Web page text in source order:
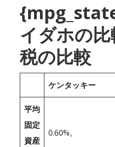
イダホの
税の比較
ケンタッキー
平均
固定
資産
0.60%。